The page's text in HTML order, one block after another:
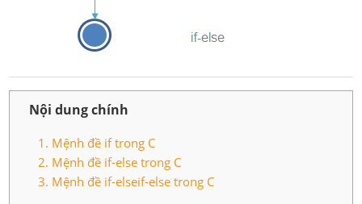
Nội dung chính
1. Mệnh đề if trong C
2. Mệnh đề if-else trong C
3. Mệnh đề if-elseif-else trong C